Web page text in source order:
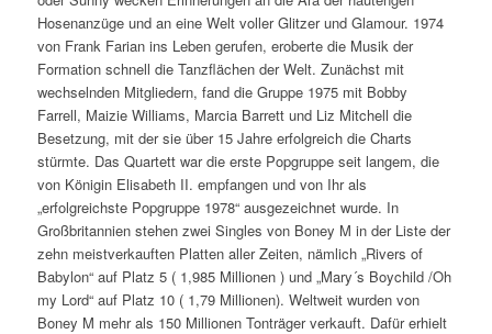
Hosenanzüge und an eine Welt voller Glitzer und Glamour. 1974
von Frank Farian ins Leben gerufen, eroberte die Musik der
Formation schnell die Tanzflächen der Welt. Zunächst mit
wechselnden Mitgliedern, fand die Gruppe 1975 mit Bobby
Farrell, Maizie Williams, Marcia Barrett und Liz Mitchell die
Besetzung, mit der sie über 15 Jahre erfolgreich die Charts
stürmte. Das Quartett war die erste Popgruppe seit langem, die
von Königin Elisabeth II. empfangen und von Ihr als
„erfolgreichste Popgruppe 1978“ ausgezeichnet wurde. In
Großbritannien stehen zwei Singles von Boney M in der Liste der
zehn meistverkauften Platten aller Zeiten, nämlich „Rivers of
Babylon“ auf Platz 5 ( 1,985 Millionen ) und „Mary´s Boychild /Oh
my Lord“ auf Platz 10 ( 1,79 Millionen). Weltweit wurden von
Boney M mehr als 150 Millionen Tonträger verkauft. Dafür erhielt